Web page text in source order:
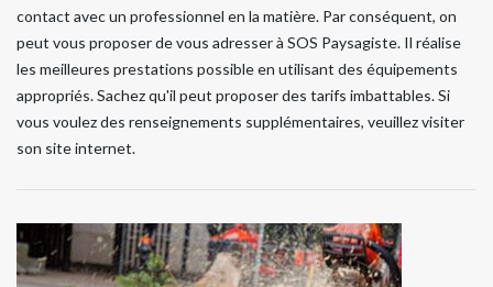
contact avec un professionnel en la matière. Par conséquent, on
peut vous proposer de vous adresser à SOS Paysagiste. Il réalise
les meilleures prestations possible en utilisant des équipements
appropriés. Sachez qu'il peut proposer des tarifs imbattables. Si
vous voulez des renseignements supplémentaires, veuillez visiter
son site internet.